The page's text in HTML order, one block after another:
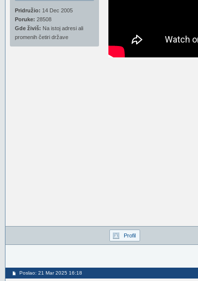
Pridružio: 14 Dec 2005
Poruke: 28508
Gde živiš: Na istoj adresi ali
promenih četiri države
Profil
Poslao: 21 Mar 2025 16:18